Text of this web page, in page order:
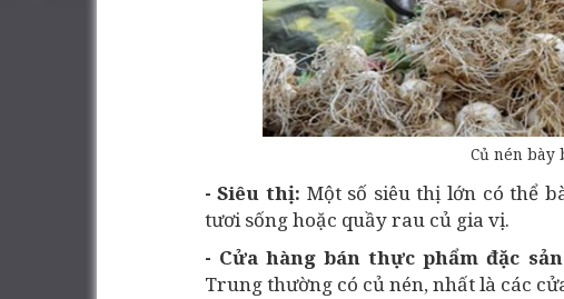
Củ nén bày
- Siêu thị: Một số siêu thị lớn có thể
tươi sống hoặc quầy rau củ gia vị.
- Cửa hàng bán thực phẩm đặc
Trung thường có củ nén, nhất là các